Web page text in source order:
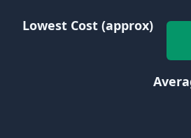
Lowest Cost (approx)